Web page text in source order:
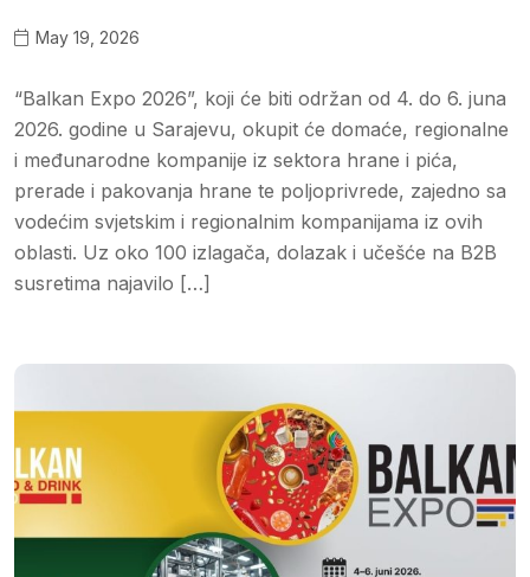
May 19, 2026
“Balkan Expo 2026”, koji će biti održan od 4. do 6. juna
2026. godine u Sarajevu, okupit će domaće, regionalne
i međunarodne kompanije iz sektora hrane i pića,
prerade i pakovanja hrane te poljoprivrede, zajedno sa
vodećim svjetskim i regionalnim kompanijama iz ovih
oblasti. Uz oko 100 izlagača, dolazak i učešće na B2B
susretima najavilo […]